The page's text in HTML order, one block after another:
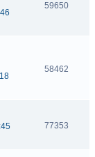
59650
58462
77353